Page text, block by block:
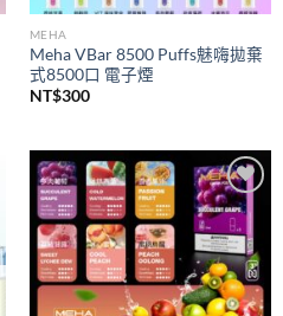
MEHA
Meha VBar 8500 Puffs魅嗨拋棄
式8500口 電子煙
NT$300
Add to
wishlist